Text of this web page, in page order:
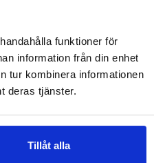
funktioner för
information från din enhet
tur kombinera informationen
deras tjänster.
Tillåt alla